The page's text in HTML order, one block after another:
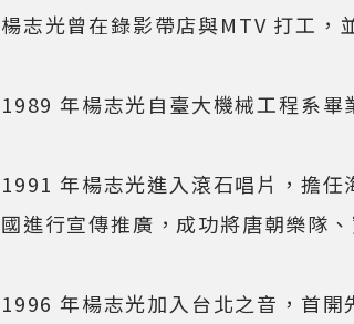
楊志光曾在錄影帶店與MTV 打工，
1989 年楊志光自臺大機械工程系畢
1991 年楊志光進入滾石唱片，擔
國進行宣傳推廣，成功將唐朝樂隊
1996 年楊志光加入台北之音，首